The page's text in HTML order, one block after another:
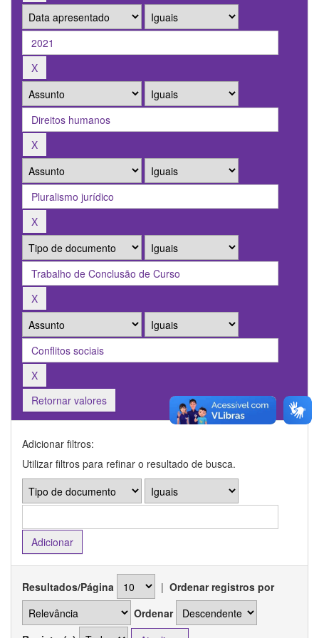
Retornar valores
Adicionar filtros:
Utilizar filtros para refinar o resultado de busca.
Resultados/Página | Ordenar registros por
Ordenar